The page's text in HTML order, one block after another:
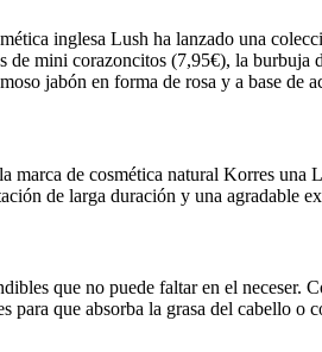
inglesa Lush ha lanzado una
mini corazoncitos (7,95€), la
jabón en forma de rosa y a base de
marca de cosmética natural Korres
de larga duración y una agradable
que no puede faltar en el
que absorba la grasa del cabello